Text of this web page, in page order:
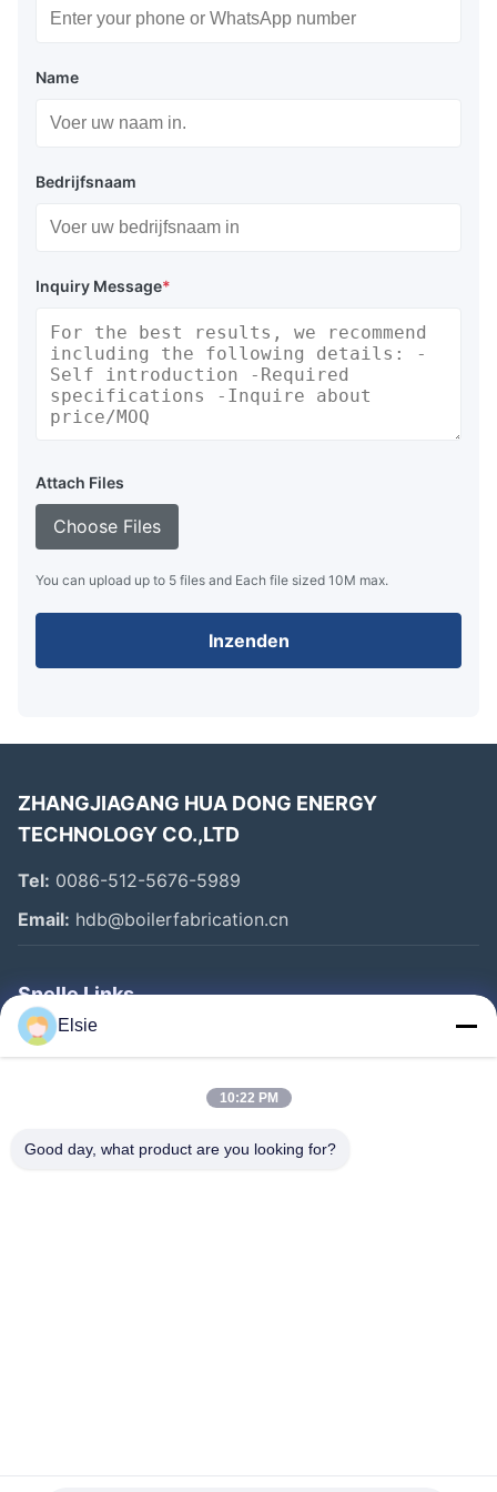
Name
Bedrijfsnaam
Inquiry Message*
Attach Files
Choose Files
You can upload up to 5 files and Each file sized 10M max.
Inzenden
ZHANGJIAGANG HUA DONG ENERGY
TECHNOLOGY CO.,LTD
Tel: 0086-512-5676-5989
Email: hdb@boilerfabrication.cn
Snelle Links
Huis
Fabrieksreis
Elsie
10:22 PM
Good day, what product are you looking for?